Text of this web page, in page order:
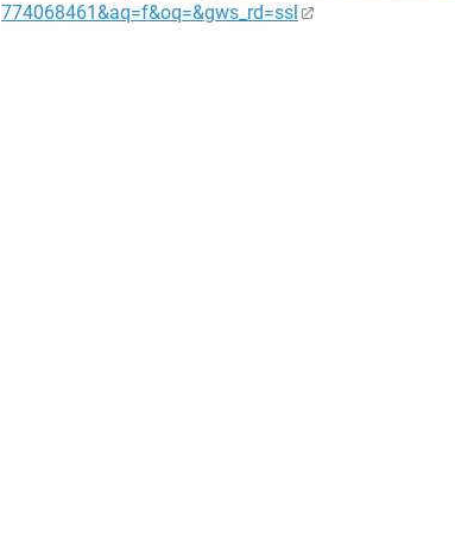
774068461&aq=f&oq=&gws_rd=ssl